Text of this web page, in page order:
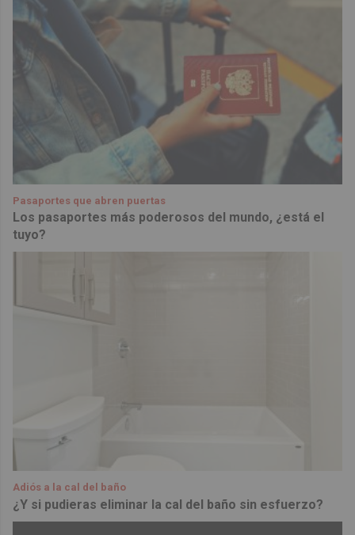
Pasaportes que abren puertas
Los pasaportes más poderosos del mundo, ¿está el
tuyo?
Adiós a la cal del baño
¿Y si pudieras eliminar la cal del baño sin esfuerzo?